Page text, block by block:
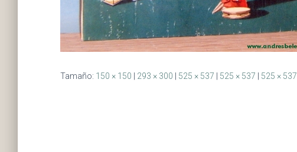
Tamaño: 150 × 150 293 × 300 525 × 537 525 × 537 525 × 537